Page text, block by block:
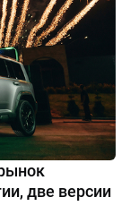
две версии